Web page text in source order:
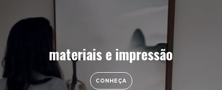
materiais e impressão
CONHEÇA